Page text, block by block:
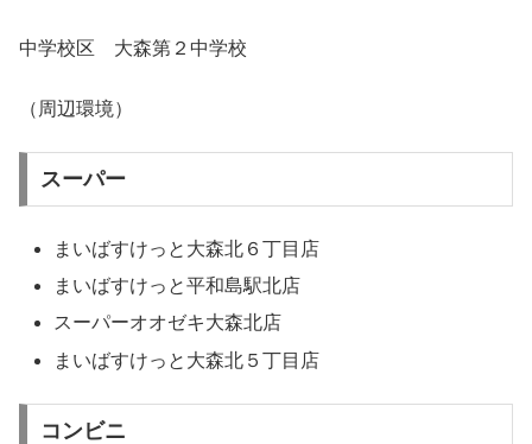
中学校区 大森第２中学校
（周辺環境）
スーパー
まいばすけっと大森北６丁目店
まいばすけっと平和島駅北店
スーパーオオゼキ大森北店
まいばすけっと大森北５丁目店
コンビニ